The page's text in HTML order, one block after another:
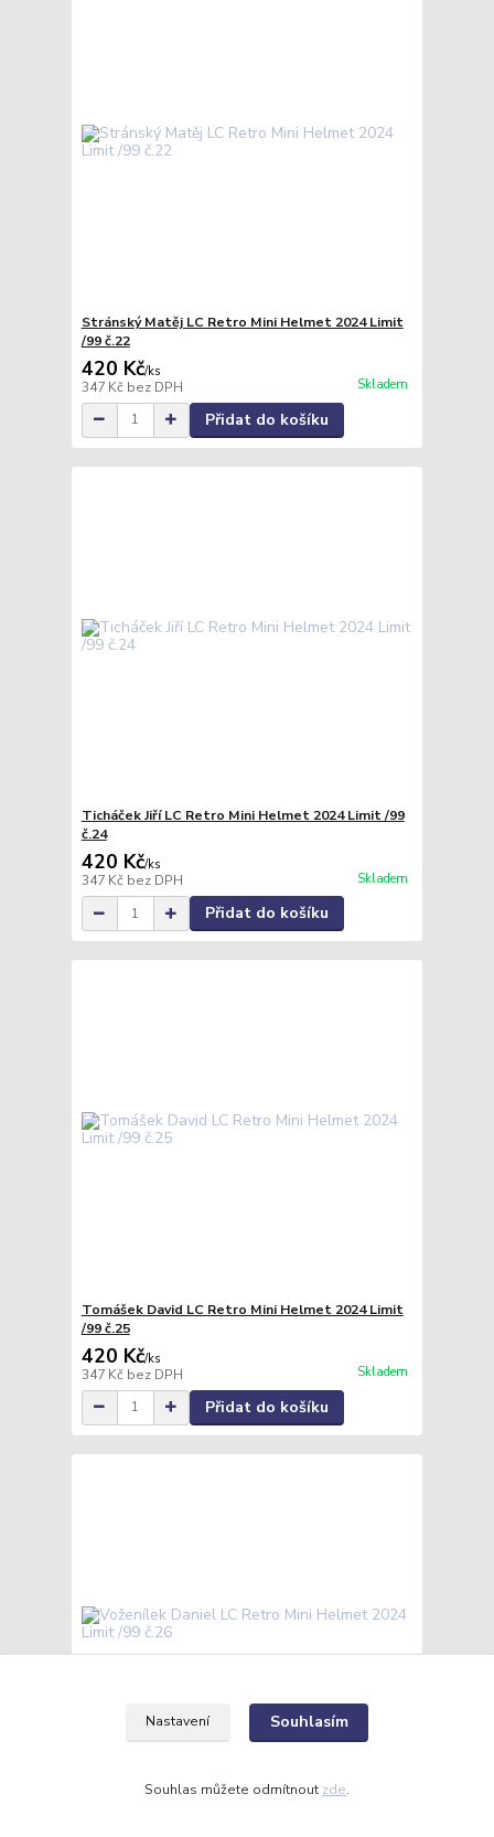
Stránský Matěj LC Retro Mini Helmet 2024 Limit
/99 č.22
420 Kč/ks
347 Kč bez DPH Skladem
Přidat do košíku
Ticháček Jiří LC Retro Mini Helmet 2024 Limit /99
č.24
420 Kč/ks
347 Kč bez DPH Skladem
Přidat do košíku
Tomášek David LC Retro Mini Helmet 2024 Limit
/99 č.25
420 Kč/ks
347 Kč bez DPH Skladem
Přidat do košíku
Nastavení Souhlasím
Souhlas můžete odmítnout zde.